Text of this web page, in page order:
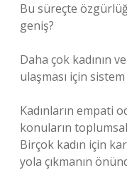
Bu süreçte
geniş?
Daha çok kadının
ulaşması için
Kadınların empati
konuların
Birçok kadın için
yola çıkmanın